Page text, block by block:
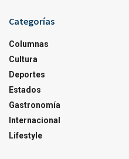
Categorías
Columnas
Cultura
Deportes
Estados
Gastronomía
Internacional
Lifestyle